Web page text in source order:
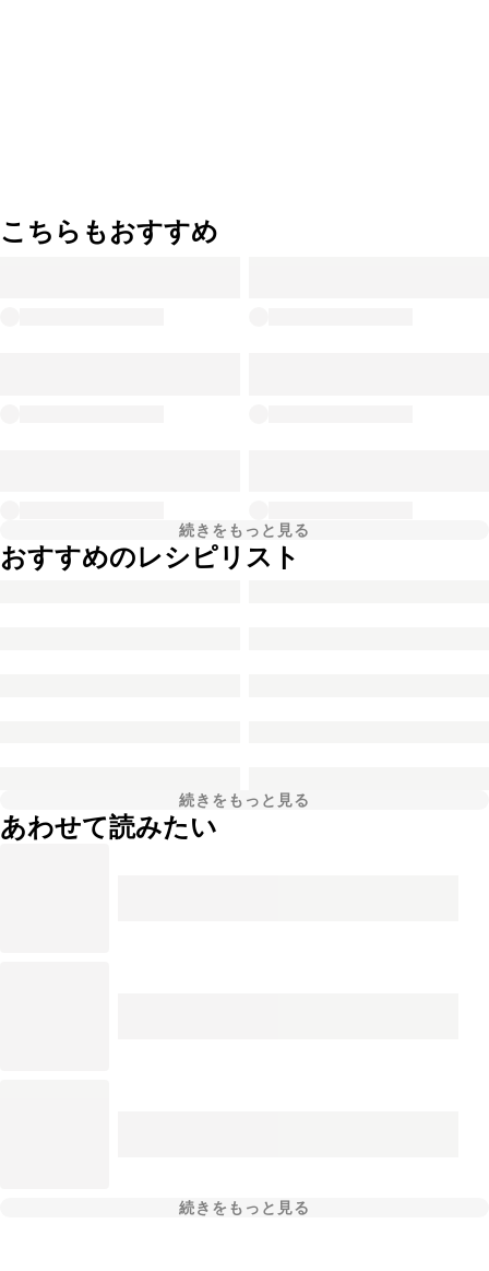
こちらもおすすめ
続きをもっと見る
おすすめのレシピリスト
続きをもっと見る
あわせて読みたい
続きをもっと見る